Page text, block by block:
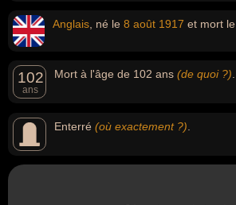
Anglais , né le 8 août 1917 et mort le
102
ans
Mort à l'âge de 102 ans (de quoi ?)
Enterré (où exactement ?)